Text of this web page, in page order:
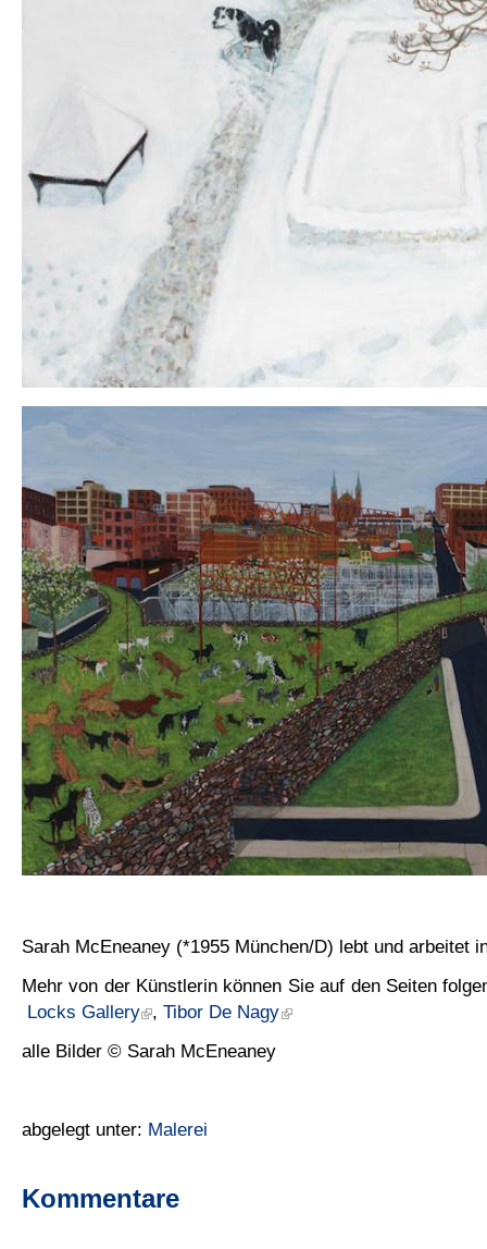
Sarah McEneaney (*1955 München/D) lebt und arbeitet
Mehr von der Künstlerin können Sie auf den Seiten
Locks Gallery
, Tibor De Nagy
alle Bilder © Sarah McEneaney
abgelegt unter: Malerei
Kommentare